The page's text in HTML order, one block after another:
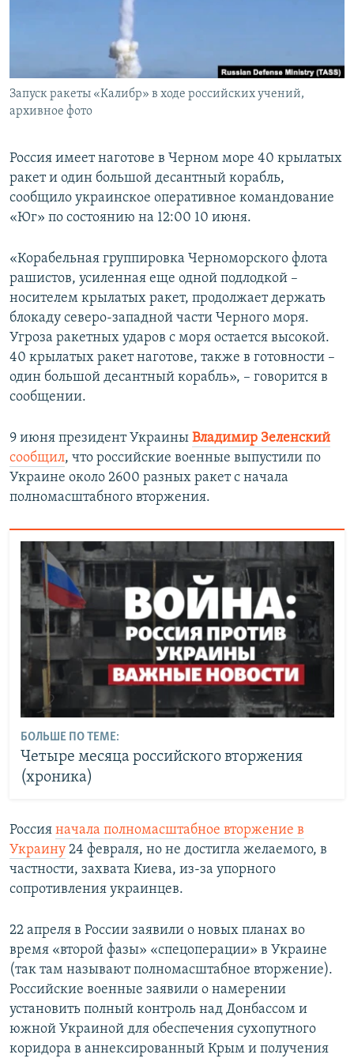
ПОБЕДИТЕЛЕЙ НЕ СУДЯТ?
КРЫМ.НЕПОКОРЕННЫЙ
УКРАИНСКАЯ ПРОБЛЕМА КРЫМА
Все сайты RFE/RL
Запуск ракеты «Калибр» в ходе российских учений,
архивное фото
Россия имеет наготове в Черном море 40 крылатых
ракет и один большой десантный корабль,
сообщило украинское оперативное командование
«Юг» по состоянию на 12:00 10 июня.
«Корабельная группировка Черноморского флота
рашистов, усиленная еще одной подлодкой –
носителем крылатых ракет, продолжает держать
блокаду северо-западной части Черного моря.
Угроза ракетных ударов с моря остается высокой.
40 крылатых ракет наготове, также в готовности –
один большой десантный корабль», – говорится в
сообщении.
9 июня президент Украины Владимир Зеленский
сообщил, что российские военные выпустили по
Украине около 2600 разных ракет с начала
полномасштабного вторжения.
БОЛЬШЕ ПО ТЕМЕ:
Четыре месяца российского вторжения
(хроника)
Россия начала полномасштабное вторжение в
Украину 24 февраля, но не достигла желаемого, в
частности, захвата Киева, из-за упорного
сопротивления украинцев.
22 апреля в России заявили о новых планах во
время «второй фазы» «спецоперации» в Украине
(так там называют полномасштабное вторжение).
Российские военные заявили о намерении
установить полный контроль над Донбассом и
южной Украиной для обеспечения сухопутного
коридора в аннексированный Крым и получения